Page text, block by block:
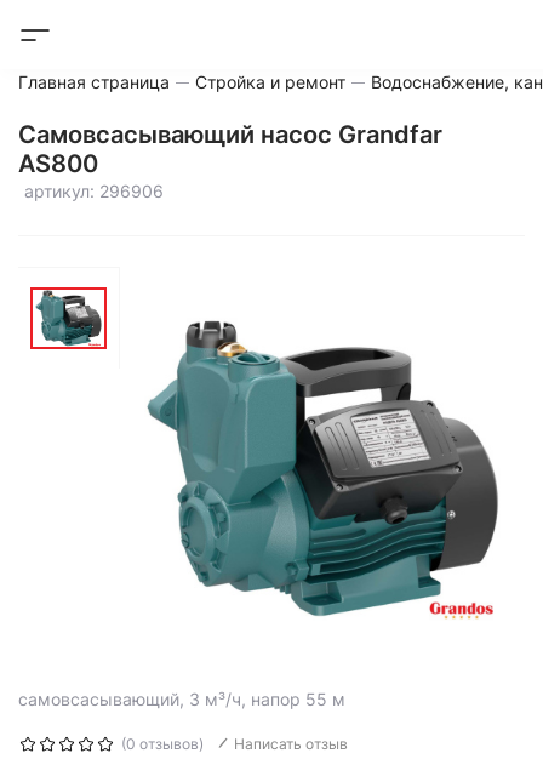
Главная страница Стройка и ремонт Водоснабжение,
Самовсасывающий насос Grandfar
AS800
артикул: 296906
самовсасывающий, 3 м³/ч, напор 55 м
(0 отзывов) Написать отзыв